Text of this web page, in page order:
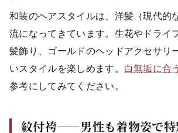
和装のヘアスタイルは、洋髪（現代的
流になってきています。生花やドライ
髪飾り、ゴールドのヘッドアクセサリ
いスタイルを楽しめます。 白無垢に合
参考にしてみてください。
紋付袴——男性も着物姿で特